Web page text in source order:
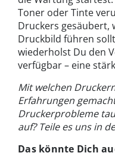
Toner oder Tinte
Druckers gesäubert,
Druckbild führen
wiederholst Du den
verfügbar – eine
Mit welchen
Erfahrungen
Druckerprobleme
auf? Teile es uns in
Das könnte Dich